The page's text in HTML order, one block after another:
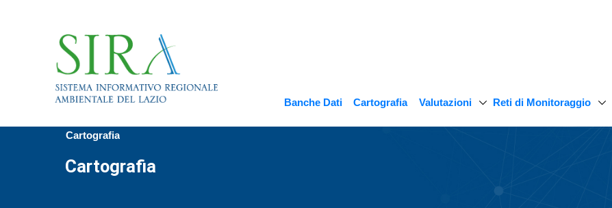
Banche Dati Cartografia Valutazioni Reti di Monitoraggio
Cartografia
Cartografia